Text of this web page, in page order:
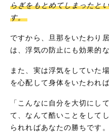
らぎをもとめてしまったと
す。
ですから、旦那をいたわり
は、浮気の防止にも効果的な
また、実は浮気をしていた
を心配して身体をいたわれ
「こんなに自分を大切にし
て、なんて酷いことをして
られればあなたの勝ちです。